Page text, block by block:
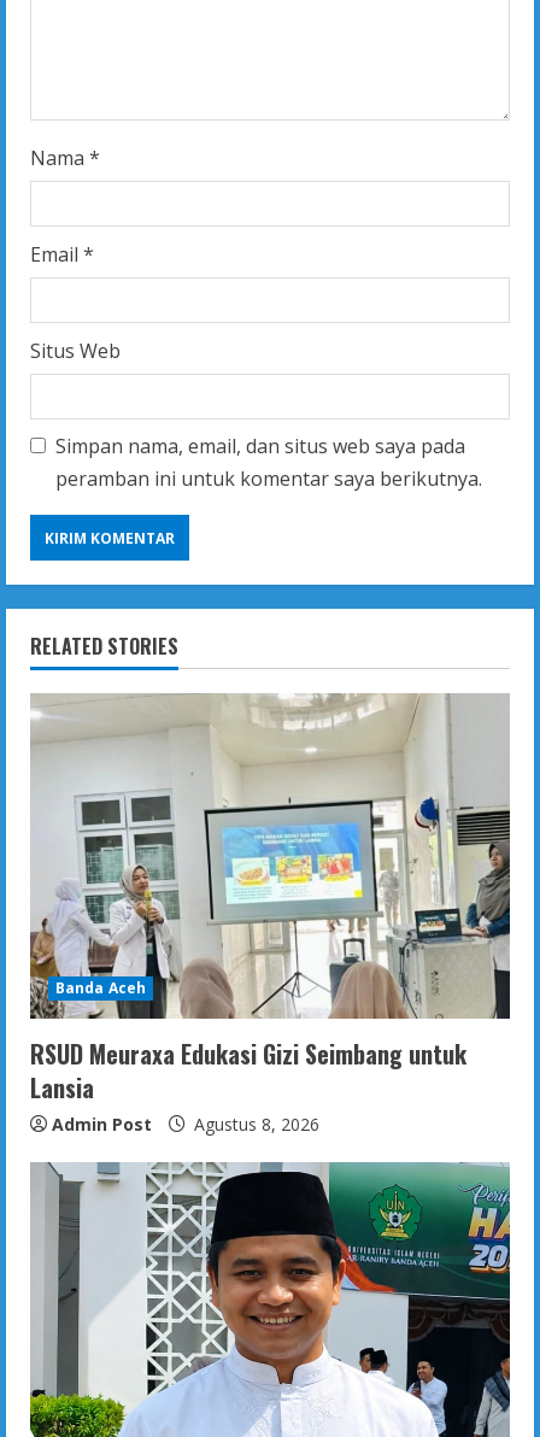
Nama *
Email *
Situs Web
Simpan nama, email, dan situs web saya pada
peramban ini untuk komentar saya berikutnya.
RELATED STORIES
Banda Aceh
RSUD Meuraxa Edukasi Gizi Seimbang untuk
Lansia
Admin Post Agustus 8, 2026